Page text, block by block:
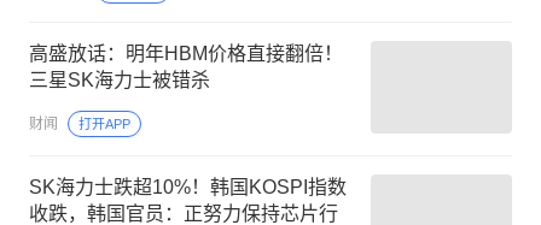
高盛放话：明年HBM价格直接翻倍！
三星SK海力士被错杀
财闻 打开APP
SK海力士跌超10%！韩国KOSPI指数
收跌，韩国官员：正努力保持芯片行